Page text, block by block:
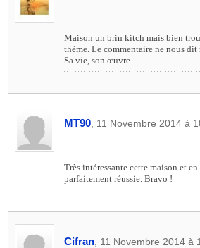
Maison un brin kitch mais bien
thème. Le commentaire ne nous dit
Sa vie, son œuvre...
MT90 , 11 Novembre 2014 à
Très intéressante cette maison et
parfaitement réussie. Bravo !
Cifran , 11 Novembre 2014 à